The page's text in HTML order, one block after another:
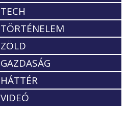
TECH
TÖRTÉNELEM
ZÖLD
GAZDASÁG
HÁTTÉR
VIDEÓ